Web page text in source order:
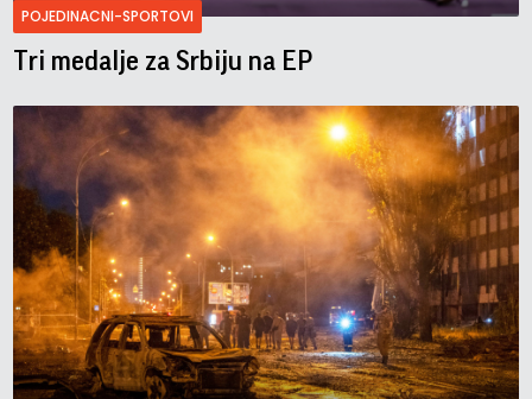
POJEDINACNI-SPORTOVI
Tri medalje za Srbiju na EP